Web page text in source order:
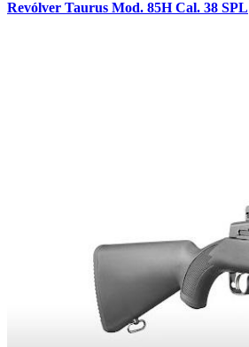
Revólver Taurus Mod. 85H Cal. 38 SPL